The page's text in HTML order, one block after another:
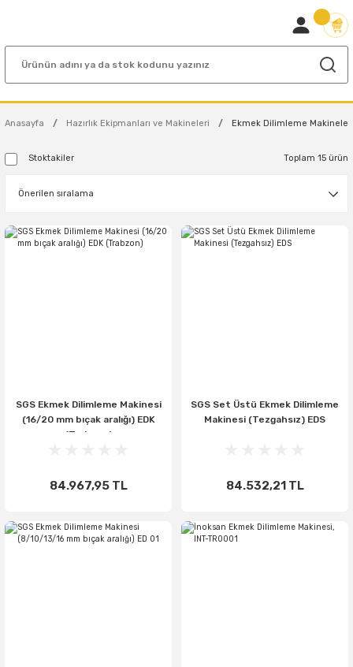
Anasayfa Hazırlık Ekipmanları ve Makineleri Ekmek Dilimleme Makineleri
Stoktakiler Toplam 15 ürün
SGS Ekmek Dilimleme Makinesi
(16/20 mm bıçak aralığı) EDK
(Trabzon)
84.967,95 TL
SGS Set Üstü Ekmek Dilimleme
Makinesi (Tezgahsız) EDS
84.532,21 TL